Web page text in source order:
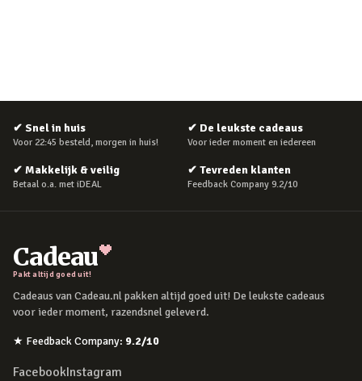
✔ Snel in huis
Voor 22:45 besteld, morgen in huis!
✔ De leukste cadeaus
Voor ieder moment en iedereen
✔ Makkelijk & veilig
Betaal o.a. met iDEAL
✔ Tevreden klanten
Feedback Company 9.2/10
Cadeau
Pakt altijd goed uit!
Cadeaus van Cadeau.nl pakken altijd goed uit! De leukste cadeaus
voor ieder moment, razendsnel geleverd.
★ Feedback Company: 9.2/10
FacebookInstagram